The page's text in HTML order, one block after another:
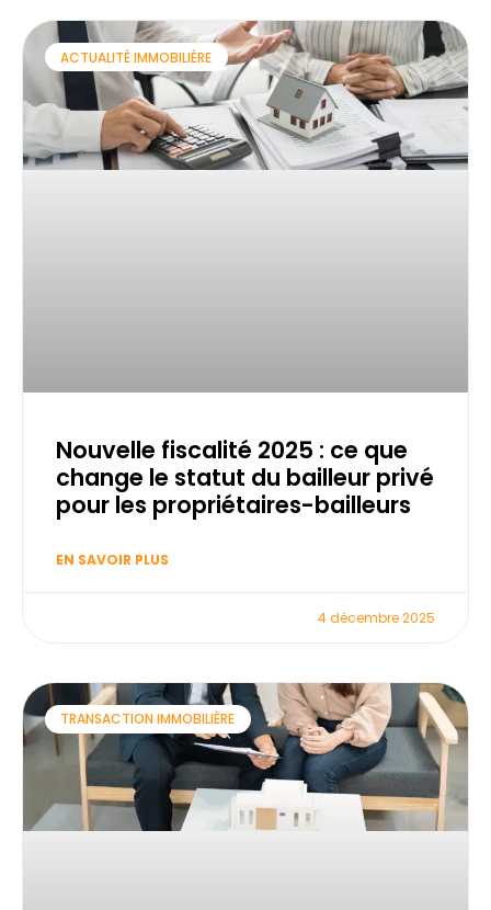
ACTUALITÉ IMMOBILIÈRE
Nouvelle fiscalité 2025 : ce que
change le statut du bailleur privé
pour les propriétaires-bailleurs
EN SAVOIR PLUS
4 décembre 2025
TRANSACTION IMMOBILIÈRE